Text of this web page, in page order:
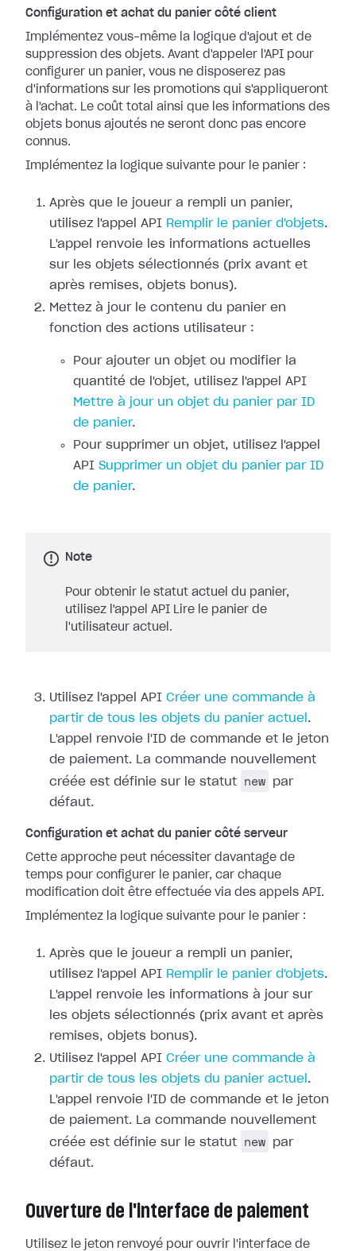
Configuration et achat du panier côté client
Implémentez vous-même la logique d'ajout et de
suppression des objets. Avant d'appeler l'API pour
configurer un panier, vous ne disposerez pas
d'informations sur les promotions qui s'appliqueront
à l'achat. Le coût total ainsi que les informations des
objets bonus ajoutés ne seront donc pas encore
connus.
Implémentez la logique suivante pour le panier :
Après que le joueur a rempli un panier,
utilisez l'appel API Remplir le panier d'objets.
L'appel renvoie les informations actuelles
sur les objets sélectionnés (prix avant et
après remises, objets bonus).
Mettez à jour le contenu du panier en
fonction des actions utilisateur :
Pour ajouter un objet ou modifier la
quantité de l'objet, utilisez l'appel API
Mettre à jour un objet du panier par ID
de panier.
Pour supprimer un objet, utilisez l'appel
API Supprimer un objet du panier par ID
de panier.
Note
Pour obtenir le statut actuel du panier,
utilisez l'appel API Lire le panier de
l'utilisateur actuel.
Utilisez l'appel API Créer une commande à
partir de tous les objets du panier actuel .
L'appel renvoie l'ID de commande et le jeton
de paiement. La commande nouvellement
créée est définie sur le statut
new
par
défaut.
Configuration et achat du panier côté serveur
Cette approche peut nécessiter davantage de
temps pour configurer le panier, car chaque
modification doit être effectuée via des appels API.
Implémentez la logique suivante pour le panier :
Après que le joueur a rempli un panier,
utilisez l'appel API Remplir le panier d'objets.
L'appel renvoie les informations à jour sur
les objets sélectionnés (prix avant et après
remises, objets bonus).
Utilisez l'appel API Créer une commande à
partir de tous les objets du panier actuel .
L'appel renvoie l'ID de commande et le jeton
de paiement. La commande nouvellement
créée est définie sur le statut
new
par
défaut.
Ouverture de l'interface de paiement
Utilisez le jeton renvoyé pour ouvrir l'interface de